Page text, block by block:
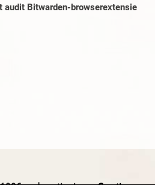
audit Bitwarden-browserextensie